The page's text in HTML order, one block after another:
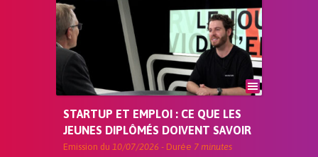
STARTUP ET EMPLOI : CE QUE LES
JEUNES DIPLÔMÉS DOIVENT SAVOIR
Emission du 10/07/2026 - Durée 7 minutes